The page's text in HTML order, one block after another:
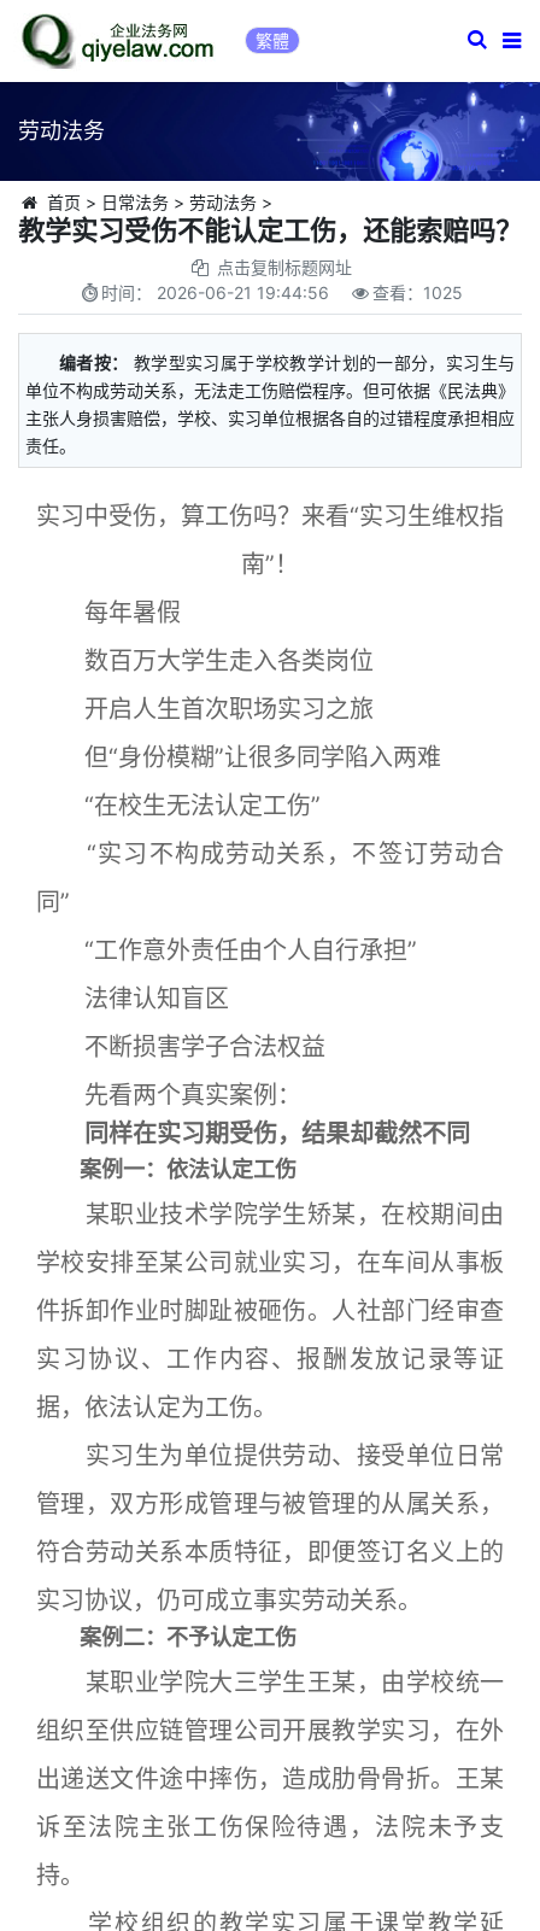
繁體
劳动法务
首页 > 日常法务> 劳动法务>
教学实习受伤不能认定工伤，还能索赔吗？
点击复制标题网址
时间： 2026-06-21 19:44:56 查看： 1025
编者按：
教学型实习属于学校教学计划的一部分，实习生与
单位不构成劳动关系，无法走工伤赔偿程序。但可依据《民法典》
主张人身损害赔偿，学校、实习单位根据各自的过错程度承担相应
责任。
实习中受伤，算工伤吗？来看“实习生维权指
南”！
每年暑假
数百万大学生走入各类岗位
开启人生首次职场实习之旅
但“身份模糊”让很多同学陷入两难
“在校生无法认定工伤”
“实习不构成劳动关系，不签订劳动合
同”
“工作意外责任由个人自行承担”
法律认知盲区
不断损害学子合法权益
先看两个真实案例：
同样在实习期受伤，结果却截然不同
案例一：依法认定工伤
某职业技术学院学生矫某，在校期间由
学校安排至某公司就业实习，在车间从事板
件拆卸作业时脚趾被砸伤。人社部门经审查
实习协议、工作内容、报酬发放记录等证
据，依法认定为工伤。
实习生为单位提供劳动、接受单位日常
管理，双方形成管理与被管理的从属关系，
符合劳动关系本质特征，即便签订名义上的
实习协议，仍可成立事实劳动关系。
案例二：不予认定工伤
某职业学院大三学生王某，由学校统一
组织至供应链管理公司开展教学实习，在外
出递送文件途中摔伤，造成肋骨骨折。王某
诉至法院主张工伤保险待遇，法院未予支
持。
学校组织的教学实习属于课堂教学延